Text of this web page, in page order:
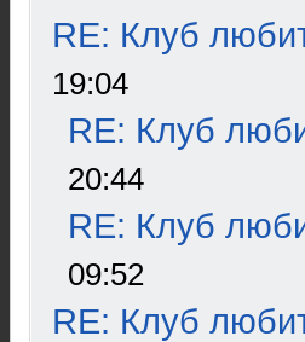
RE: Клуб
19:04
RE: Клуб
20:44
RE: Клуб
09:52
RE: Клуб